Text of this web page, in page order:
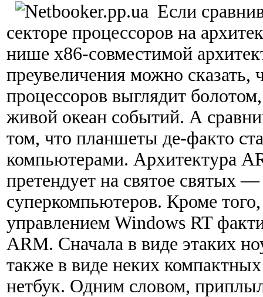
Если
секторе процессоров на
нише x86-совместимой
преувеличения можно
процессоров выглядит
живой океан событий. А
том, что планшеты де-факто
компьютерами. Архитектура
претендует на святое святых
суперкомпьютеров. Кроме
управлением Windows RT
ARM. Сначала в виде этаких
также в виде неких
нетбук. Одним словом,